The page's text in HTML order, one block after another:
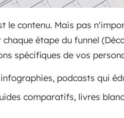
le contenu. Mais pas
étape du funnel
spécifiques de vos
podcasts qui
comparatifs, livres